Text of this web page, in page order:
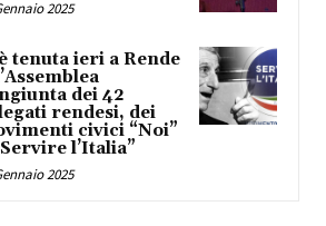
2025
tenuta ieri a Rende
dei 42
rendesi, dei
civici “Noi”
l’Italia”
2025